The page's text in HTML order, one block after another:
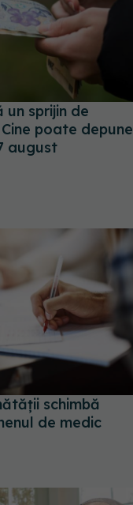
sprijin de
poate depune
august
schimbă
de medic